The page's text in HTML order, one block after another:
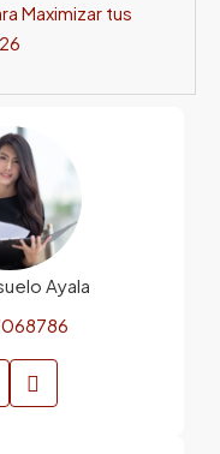
Maximizar tus
Ayala